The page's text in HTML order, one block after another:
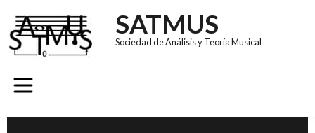
SATMUS
Sociedad de Análisis y Teoría Musical